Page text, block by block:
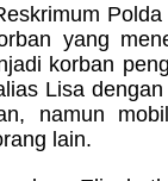
yang
korban
Lisa
namun
lain.